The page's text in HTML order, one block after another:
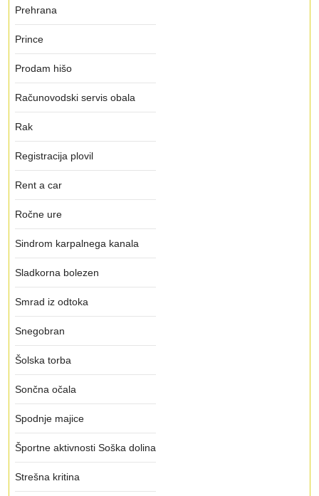
Prehrana
Prince
Prodam hišo
Računovodski servis obala
Rak
Registracija plovil
Rent a car
Ročne ure
Sindrom karpalnega kanala
Sladkorna bolezen
Smrad iz odtoka
Snegobran
Šolska torba
Sončna očala
Spodnje majice
Športne aktivnosti Soška dolina
Strešna kritina